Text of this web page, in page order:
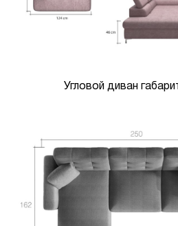
Угловой диван